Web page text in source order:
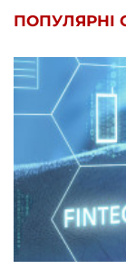
ПОПУЛЯРНІ